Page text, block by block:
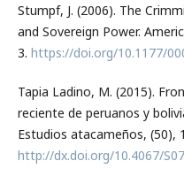
Stumpf, J. (2006). The
and Sovereign Power.
3. https://doi.org/10.1177/
Tapia Ladino, M. (2015).
reciente de peruanos y
Estudios atacameños, (50),
http://dx.doi.org/10.4067/